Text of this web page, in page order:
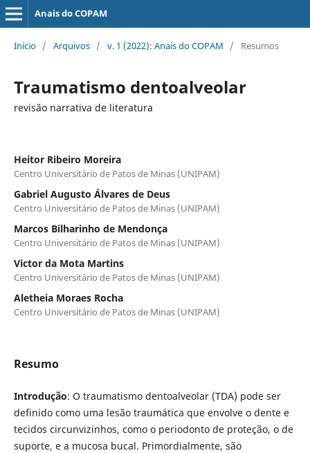
Anais do COPAM
Início / Arquivos / v. 1 (2022): Anais do COPAM / Resumos
Traumatismo dentoalveolar
revisão narrativa de literatura
Heitor Ribeiro Moreira
Centro Universitário de Patos de Minas (UNIPAM)
Gabriel Augusto Álvares de Deus
Centro Universitário de Patos de Minas (UNIPAM)
Marcos Bilharinho de Mendonça
Centro Universitário de Patos de Minas (UNIPAM)
Victor da Mota Martins
Centro Universitário de Patos de Minas (UNIPAM)
Aletheia Moraes Rocha
Centro Universitário de Patos de Minas (UNIPAM)
Resumo
Introdução: O traumatismo dentoalveolar (TDA) pode ser
definido como uma lesão traumática que envolve o dente e
tecidos circunvizinhos, como o periodonto de proteção, o de
suporte, e a mucosa bucal. Primordialmente, são